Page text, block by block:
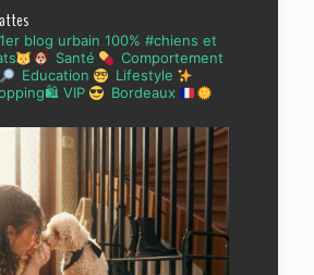
blog urbain 100% #chiens et
Santé
Comportement
Education
Lifestyle
VIP
Bordeaux